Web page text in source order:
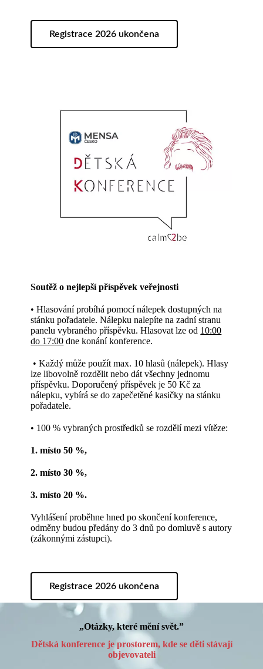
Registrace 2026 ukončena
Soutěž o nejlepší příspěvek veřejnosti
• Hlasování probíhá pomocí nálepek dostupných na
stánku pořadatele. Nálepku nalepíte na zadní stranu
panelu vybraného příspěvku. Hlasovat lze od 10:00
do 17:00 dne konání konference.
• Každý může použít max. 10 hlasů (nálepek). Hlasy
lze libovolně rozdělit nebo dát všechny jednomu
příspěvku. Doporučený příspěvek je 50 Kč za
nálepku, vybírá se do zapečetěné kasičky na stánku
pořadatele.
• 100 % vybraných prostředků se rozdělí mezi vítěze:
1. místo 50 %,
2. místo 30 %,
3. místo 20 %.
Vyhlášení proběhne hned po skončení konference,
odměny budou předány do 3 dnů po domluvě s autory
(zákonnými zástupci).
Registrace 2026 ukončena
„Otázky, které mění svět.”
Dětská konference je prostorem, kde se děti stávají
objevovateli